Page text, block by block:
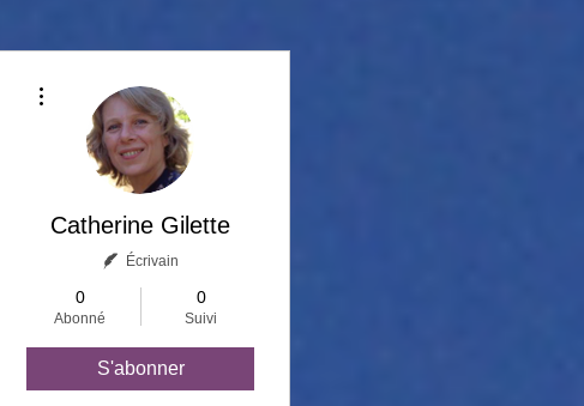
Catherine Gilette
Écrivain
0
Abonné
0
Suivi
S'abonner